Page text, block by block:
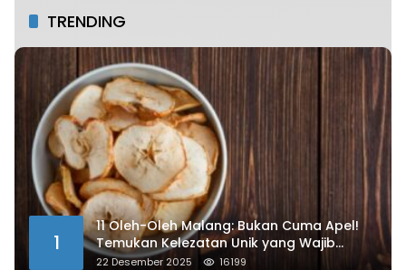
TRENDING
1
11 Oleh-Oleh Malang: Bukan Cuma Apel!
Temukan Kelezatan Unik yang Wajib
Dibawa
22 Desember 2025 16199